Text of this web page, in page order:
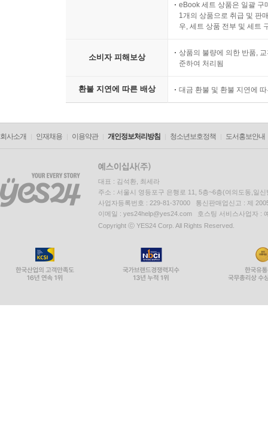
eBook 세트 상품은 일괄 구
1개의 상품으로 취급 및 판
우, 세트 상품 전부 및 세트
소비자 피해보상
상품의 불량에 의한 반품,
준하여 처리됨
환불 지연에 따른 배상 대금 환불 및 환불 지연에
회사소개 인재채용 이용약관 개인정보처리방침 청소년보호정책 도서홍보안내
대표 : 김석환, 최세라
주소 : 서울시 영등포구 은행로 11, 5층~6층(여의도동,일신
사업자등록번호 : 229-81-37000 통신판매업신고 : 제
이메일 : yes24help@yes24.com 호스팅 서비스사업자 :
Copyright ⓒ YES24 Corp. All Rights Reserved.